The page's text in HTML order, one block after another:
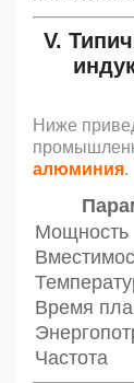
V.
Ниже
алюминия.
Мощность
Время
Частота